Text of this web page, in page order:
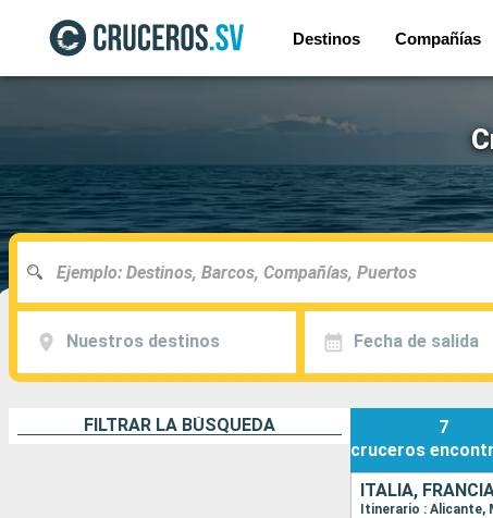
Destinos Compañías
Nuestros destinos Fecha de salida
FILTRAR LA BÚSQUEDA
7
cruceros
ITALIA,
Itinerario : Alicante,